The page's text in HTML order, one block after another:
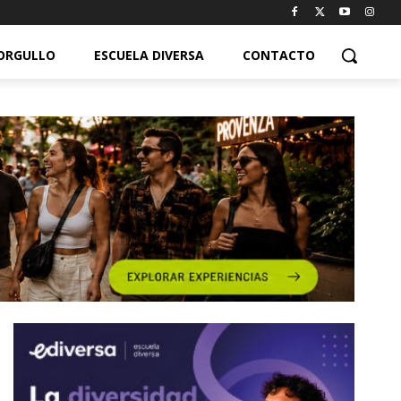
ESCUELA DIVERSA CONTACTO